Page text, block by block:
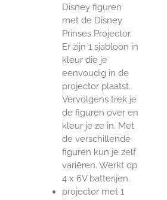
Disney figuren
met de Disney
Prinses Projector.
Er zijn 1 sjabloon in
kleur die je
eenvoudig in de
projector plaatst.
Vervolgens trek je
de figuren over en
kleur je ze in. Met
de verschillende
figuren kun je zelf
variëren. Werkt op
4 x 6V batterijen.
projector met 1